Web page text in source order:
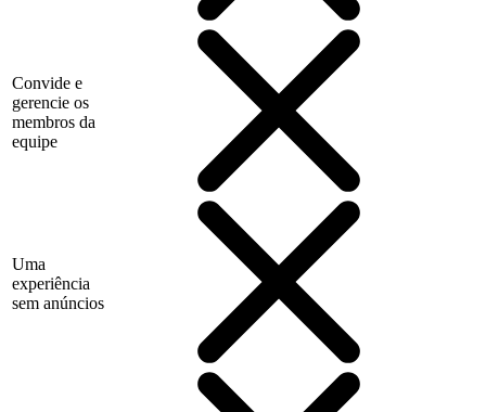
Convide e
gerencie os
membros da
equipe
Uma
experiência
sem anúncios